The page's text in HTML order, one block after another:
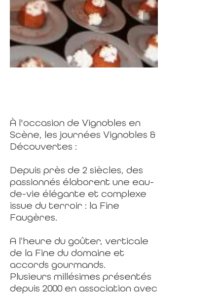
À l'occasion de Vignobles en
Scène, les journées Vignobles &
Découvertes :
Depuis près de 2 siècles, des
passionnés élaborent une eau-
de-vie élégante et complexe
issue du terroir : la Fine
Faugères.
A l’heure du goûter, verticale
de la Fine du domaine et
accords gourmands.
Plusieurs millésimes présentés
depuis 2000 en association avec